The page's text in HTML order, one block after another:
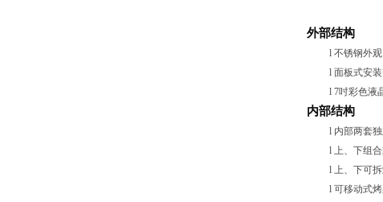
外部结构
l 不锈钢外观
l 面板式安
l 7吋彩色液
内部结构
l 内部两套
l
上、下组
l
上、下可
l 可移动式